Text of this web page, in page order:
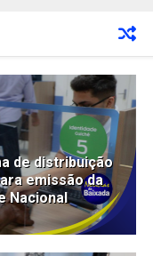
de distribuição
emissão da
Nacional